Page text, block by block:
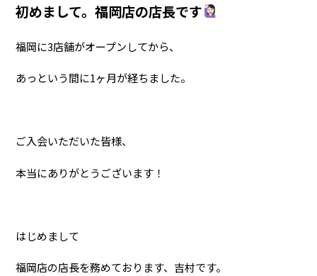
初めまして。福岡店の店長です
福岡に3店舗がオープンしてから、
あっという間に1ヶ月が経ちました。
ご入会いただいた皆様、
本当にありがとうございます！
はじめまして
福岡店の店長を務めております、吉村です。